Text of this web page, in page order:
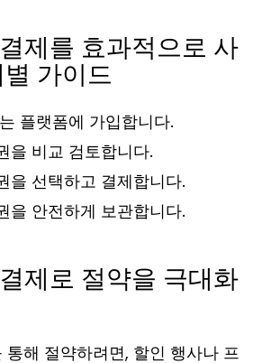
제를 효과적으로 사
가이드
플랫폼에 가입합니다.
을 비교 검토합니다.
을 선택하고 결제합니다.
을 안전하게 보관합니다.
제로 절약을 극대화
통해 절약하려면, 할인 행사나 프